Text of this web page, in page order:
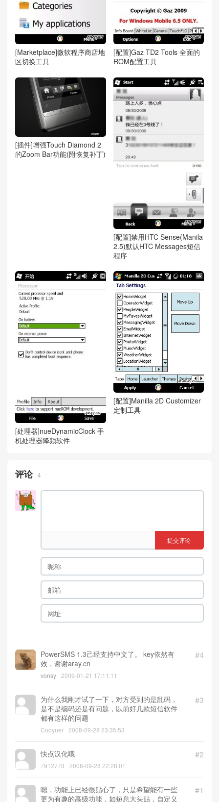
[Marketplace]微软程序商店地
区切换工具
[配置]Gaz TD2 Tools 全面的
ROM配置工具
[插件]增强Touch Diamond 2
的Zoom Bar功能(附恢复补丁)
[配置]禁用HTC Sense(Manila
2.5)默认HTC Messages短信
程序
[处理器]nueDynamicClock 手
机处理器降频软件
[配置]Manilla 2D Customizer
定制工具
评论 4
提交评论
#4
PowerSMS 1.3己经支持中文了。 key依然有
效，谢谢aray.cn
vonsy 2009-01-21 17:11:11
#3
为什么我刚才试了一下，对方受到的是乱码，
是不是编码还是有问题，以前好几款短信软件
都有这样的问题
Cooyuer 2008-09-28 23:35:53
#2
快点汉化哦
7912778 2008-09-28 22:28:01
#1
嗯，功能上已经很贴心了，只是希望能有一些
更为有趣的高级功能，如短息大头贴，自定义